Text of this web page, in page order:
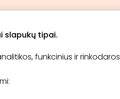
slapukų tipai.
funkcinius ir rinkodaros